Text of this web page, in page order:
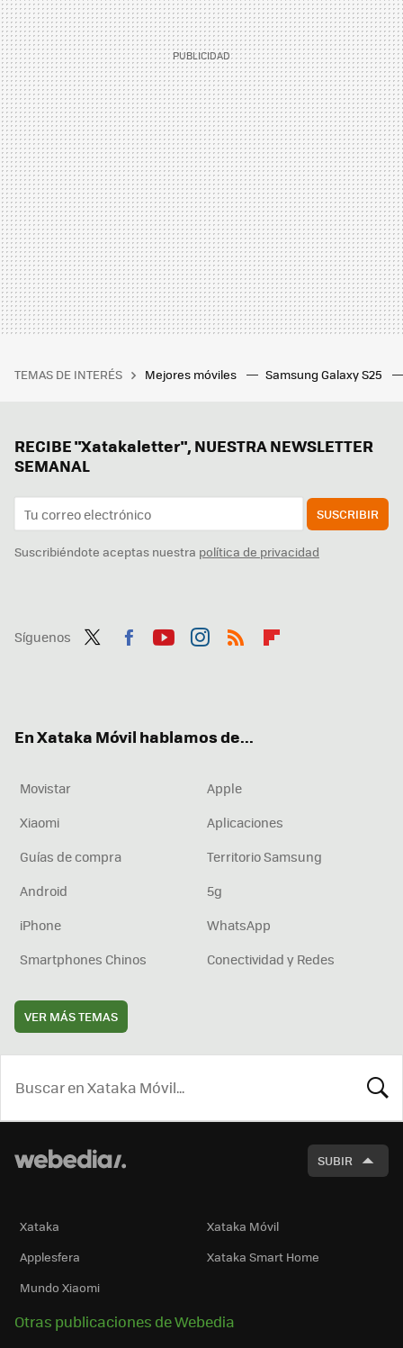
TEMAS DE INTERÉS Mejores móviles Samsung Galaxy S25
RECIBE "Xatakaletter", NUESTRA NEWSLETTER
SEMANAL
SUSCRIBIR
Suscribiéndote aceptas nuestra política de privacidad
Síguenos
En Xataka Móvil hablamos de...
Movistar
Apple
Xiaomi
Aplicaciones
Guías de compra
Territorio Samsung
Android
5g
iPhone
WhatsApp
Smartphones Chinos
Conectividad y Redes
VER MÁS TEMAS
SUBIR
Xataka
Xataka Móvil
Applesfera
Xataka Smart Home
Mundo Xiaomi
Otras publicaciones de Webedia